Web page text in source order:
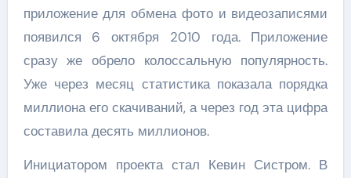
приложение для обмена фото и видеозаписями
появился 6 октября 2010 года. Приложение
сразу же обрело колоссальную популярность.
Уже через месяц статистика показала порядка
миллиона его скачиваний, а через год эта цифра
составила десять миллионов.
Инициатором проекта стал Кевин Систром. В